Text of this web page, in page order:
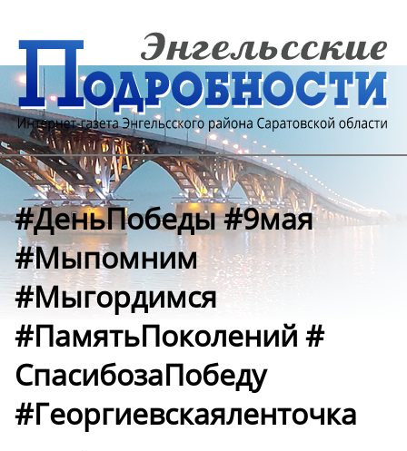
#ДеньПобеды #9мая
#Мыпомним
#Мыгордимся
#ПамятьПоколений #
СпасибозаПобеду
#Георгиевскаяленточка